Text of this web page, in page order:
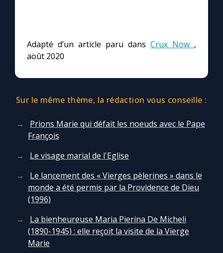
Adapté d’un article paru dans Crux Now ,
août 2020
Sur le même thème, la rédaction vous conseille :
Prions Marie qui défait les noeuds avec le Pape
François
Le visage marial de l'Eglise
Le lancement des « Vierges pèlerines » dans le
monde a été permis par la Providence de Dieu
(1996)
La bienheureuse Maria Pierina De Micheli
(1890-1945) : elle reçoit la visite de la Vierge
Marie